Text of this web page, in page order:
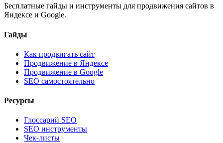
Бесплатные гайды и инструменты для продвижения сайтов в
Яндексе и Google.
Гайды
Как продвигать сайт
Продвижение в Яндексе
Продвижение в Google
SEO самостоятельно
Ресурсы
Глоссарий SEO
SEO инструменты
Чек-листы